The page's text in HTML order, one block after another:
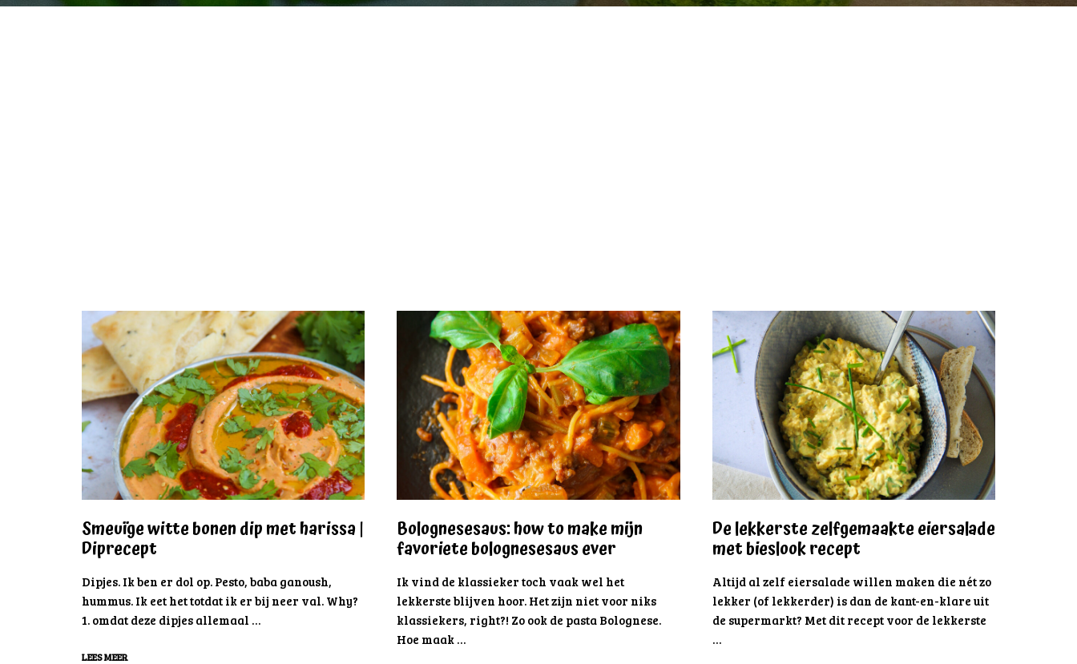
Smeuïge witte bonen dip met harissa |
Diprecept
Dipjes. Ik ben er dol op. Pesto, baba ganoush,
hummus. Ik eet het totdat ik er bij neer val. Why?
1. omdat deze dipjes allemaal …
LEES MEER
Bolognesesaus: how to make mijn
favoriete bolognesesaus ever
Ik vind de klassieker toch vaak wel het
lekkerste blijven hoor. Het zijn niet voor niks
klassiekers, right?! Zo ook de pasta Bolognese.
Hoe maak …
De lekkerste zelfgemaakte eiersalade
met bieslook recept
Altijd al zelf eiersalade willen maken die nét zo
lekker (of lekkerder) is dan de kant-en-klare uit
de supermarkt? Met dit recept voor de lekkerste
…